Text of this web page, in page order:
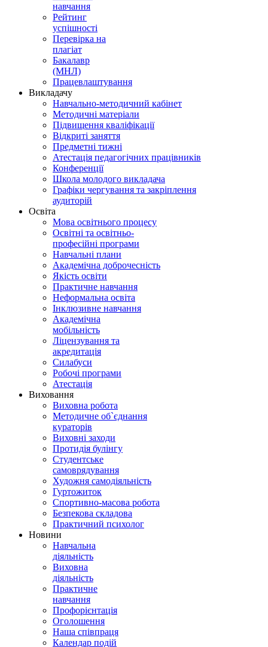
навчання
Рейтинг
успішності
Перевірка на
плагіат
Бакалавр
(МНЛ)
Працевлаштування
Викладачу
Навчально-методичний кабінет
Методичні матеріали
Підвищення кваліфікації
Відкриті заняття
Предметні тижні
Атестація педагогічних працівників
Конференції
Школа молодого викладача
Графіки чергування та закріплення
аудиторій
Освіта
Мова освітнього процесу
Освітні та освітньо-
професійні програми
Навчальні плани
Академічна доброчесність
Якість освіти
Практичне навчання
Неформальна освіта
Інклюзивне навчання
Академічна
мобільність
Ліцензування та
акредитація
Силабуси
Робочі програми
Атестація
Виховання
Виховна робота
Методичне об`єднання
кураторів
Виховні заходи
Протидія булінгу
Студентське
самоврядування
Художня самодіяльність
Гуртожиток
Спортивно-масова робота
Безпекова складова
Практичний психолог
Новини
Навчальна
діяльність
Виховна
діяльність
Практичне
навчання
Профорієнтація
Оголошення
Наша співпраця
Календар подій